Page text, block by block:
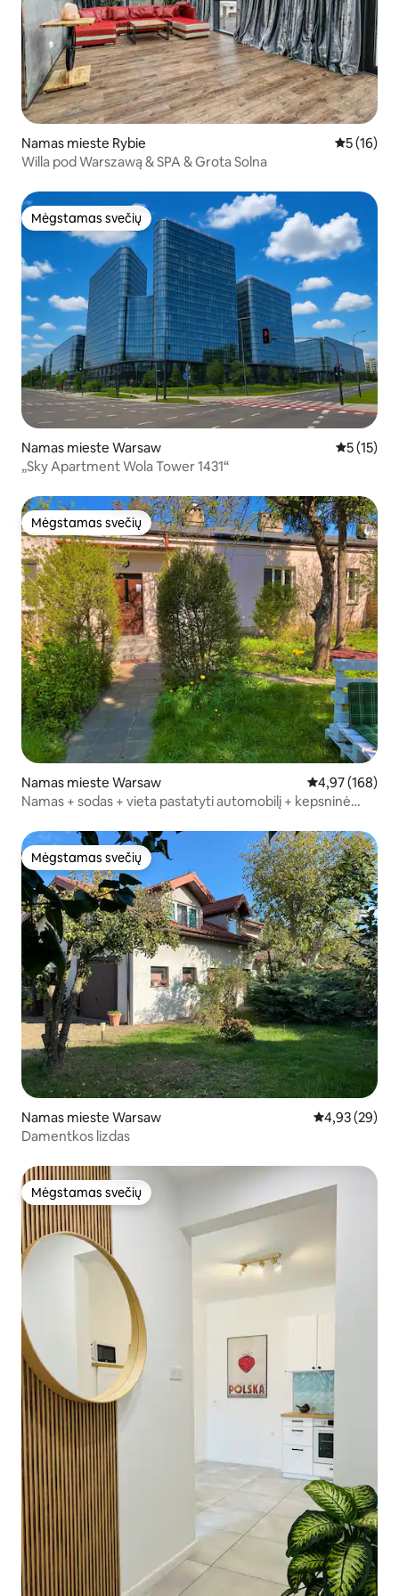
Namas mieste Rybie Vidutinis
5 (16)
Willa pod Warszawą & SPA & Grota Solna
Mėgstamas svečių
Mėgstamas svečių
Namas mieste Warsaw Vidutinis
5 (15)
„Sky Apartment Wola Tower 1431“
Mėgstamas svečių
Mėgstamas svečių
Namas mieste Warsaw Vidutinis
4,97 (168)
Namas + sodas + vieta pastatyti automobilį + kepsninė
Mėgstamas svečių
Mėgstamas svečių
Namas mieste Warsaw Vidutinis
4,93 (29)
Damentkos lizdas
Mėgstamas svečių
Mėgstamas svečių